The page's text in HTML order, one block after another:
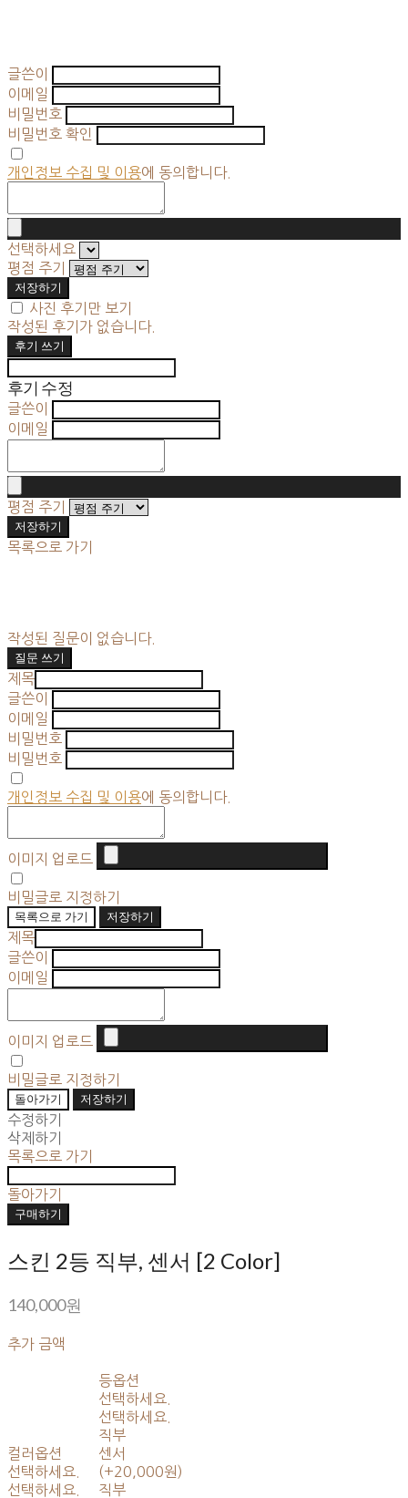
글쓴이
이메일
비밀번호
비밀번호 확인
개인정보 수집 및 이용에 동의합니다.
선택하세요
평점 주기
저장하기
사진 후기만 보기
작성된 후기가 없습니다.
후기 쓰기
후기 수정
글쓴이
이메일
평점 주기
저장하기
목록으로 가기
작성된 질문이 없습니다.
질문 쓰기
제목
글쓴이
이메일
비밀번호
비밀번호
개인정보 수집 및 이용에 동의합니다.
이미지 업로드
비밀글로 지정하기
목록으로 가기
저장하기
제목
글쓴이
이메일
이미지 업로드
비밀글로 지정하기
돌아가기
저장하기
수정하기
삭제하기
목록으로 가기
돌아가기
구매하기
스킨 2등 직부, 센서 [2 Color]
140,000원
추가 금액
컬러옵션
선택하세요.
선택하세요.
등옵션
선택하세요.
선택하세요.
직부
센서
(+20,000원)
직부